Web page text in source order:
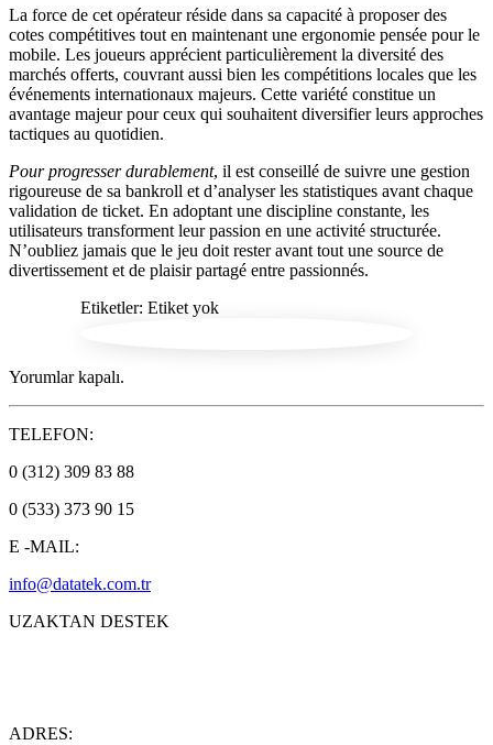
La force de cet opérateur réside dans sa capacité à proposer des
cotes compétitives tout en maintenant une ergonomie pensée pour le
mobile. Les joueurs apprécient particulièrement la diversité des
marchés offerts, couvrant aussi bien les compétitions locales que les
événements internationaux majeurs. Cette variété constitue un
avantage majeur pour ceux qui souhaitent diversifier leurs approches
tactiques au quotidien.
Pour progresser durablement, il est conseillé de suivre une gestion
rigoureuse de sa bankroll et d’analyser les statistiques avant chaque
validation de ticket. En adoptant une discipline constante, les
utilisateurs transforment leur passion en une activité structurée.
N’oubliez jamais que le jeu doit rester avant tout une source de
divertissement et de plaisir partagé entre passionnés.
Etiketler: Etiket yok
Yorumlar kapalı.
TELEFON:
0 (312) 309 83 88
0 (533) 373 90 15
E -MAIL:
info@datatek.com.tr
UZAKTAN DESTEK
ADRES: